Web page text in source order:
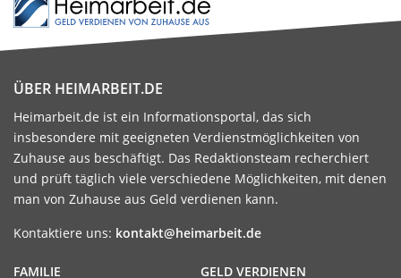
ÜBER HEIMARBEIT.DE
Heimarbeit.de ist ein Informationsportal, das sich
insbesondere mit geeigneten Verdienstmöglichkeiten von
Zuhause aus beschäftigt. Das Redaktionsteam recherchiert
und prüft täglich viele verschiedene Möglichkeiten, mit denen
man von Zuhause aus Geld verdienen kann.
Kontaktiere uns: kontakt@heimarbeit.de
GELD VERDIENEN
FAMILIE